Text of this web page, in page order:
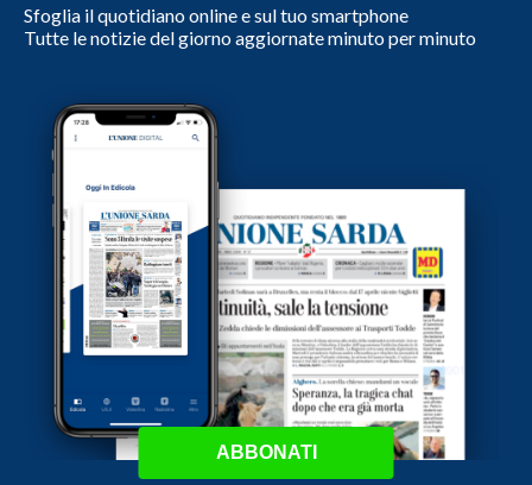
Sfoglia il quotidiano online e sul tuo smartphone
Tutte le notizie del giorno aggiornate minuto per minuto
ABBONATI